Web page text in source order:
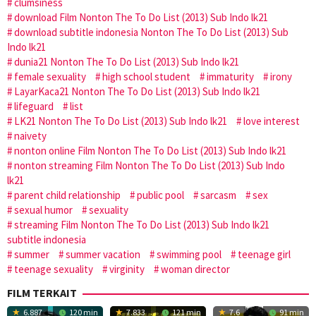
clumsiness
download Film Nonton The To Do List (2013) Sub Indo lk21
download subtitle indonesia Nonton The To Do List (2013) Sub
Indo lk21
dunia21 Nonton The To Do List (2013) Sub Indo lk21
female sexuality
high school student immaturity
irony
LayarKaca21 Nonton The To Do List (2013) Sub Indo lk21
lifeguard
list
LK21 Nonton The To Do List (2013) Sub Indo lk21
love interest
naivety
nonton online Film Nonton The To Do List (2013) Sub Indo lk21
nonton streaming Film Nonton The To Do List (2013) Sub Indo
lk21
parent child relationship
public pool sarcasm
sex
sexual humor
sexuality
streaming Film Nonton The To Do List (2013) Sub Indo lk21
subtitle indonesia
summer
summer vacation swimming pool
teenage girl
teenage sexuality
virginity woman director
FILM TERKAIT
6.887 120 min 7.833 121 min 7.6 91 min